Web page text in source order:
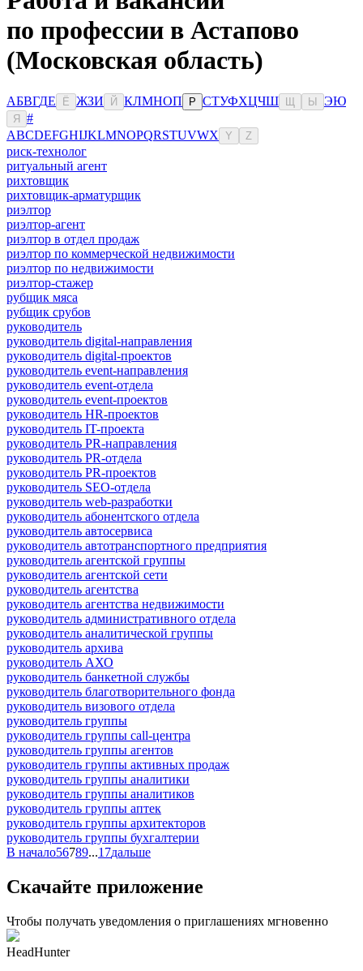
по профессии в Астапово
(Московская область)
АБВГДЕ Ё ЖЗИ Й КЛМНОП Р СТУФХЦЧШ Ы ЭЮ
Я
#
ABCDEFGHIJKLMNOPQRSTUVWX Y Z
риск-технолог
ритуальный агент
рихтовщик
рихтовщик-арматурщик
риэлтор
риэлтор-агент
риэлтор в отдел продаж
риэлтор по коммерческой недвижимости
риэлтор по недвижимости
риэлтор-стажер
рубщик мяса
рубщик срубов
руководитель
руководитель digital-направления
руководитель digital-проектов
руководитель event-направления
руководитель event-отдела
руководитель event-проектов
руководитель HR-проектов
руководитель IT-проекта
руководитель PR-направления
руководитель PR-отдела
руководитель PR-проектов
руководитель SEO-отдела
руководитель web-разработки
руководитель абонентского отдела
руководитель автосервиса
руководитель автотранспортного предприятия
руководитель агентской группы
руководитель агентской сети
руководитель агентства
руководитель агентства недвижимости
руководитель административного отдела
руководитель аналитической группы
руководитель архива
руководитель АХО
руководитель банкетной службы
руководитель благотворительного фонда
руководитель визового отдела
руководитель группы
руководитель группы call-центра
руководитель группы агентов
руководитель группы активных продаж
руководитель группы аналитики
руководитель группы аналитиков
руководитель группы аптек
руководитель группы архитекторов
руководитель группы бухгалтерии
В начало56789...17дальше
Скачайте приложение
Чтобы получать уведомления о приглашениях мгновенно
HeadHunter